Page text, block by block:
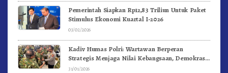
Pemerintah Siapkan Rp12,83 Triliun Untuk Paket
Stimulus Ekonomi Kuartal I-2026
03/02/2026
Kadiv Humas Polri: Wartawan Berperan
Strategis Menjaga Nilai Kebangsaan, Demokrasi,
dan NKRI
31/01/2026